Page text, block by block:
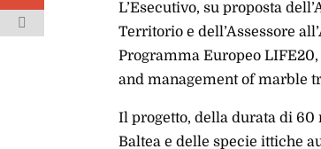
L’Esecutivo, su proposta
Territorio e dell’Assessore
Programma Europeo
and management of marble
Il progetto, della durata di 60
Baltea e delle specie ittiche